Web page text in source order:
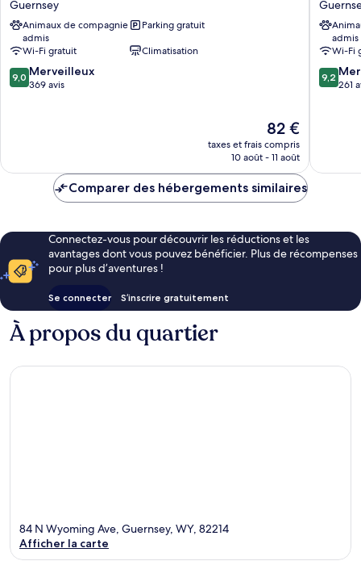
Guernsey
Guernsey
Animaux de compagnie
admis
Parking gratuit
Wi-Fi gratuit
Climatisation
9.0
sur
9,0 Merveilleux
369 avis
Le
nouveau
prix
de
82 €
taxes et frais compris
10 août - 11 août
&
Suites
admis
Wi-Fi
9.2
sur
9,2
261
Comparer des hébergements similaires
Connectez-vous pour découvrir les réductions et les
avantages dont vous pouvez bénéficier. Plus de récompenses
pour plus d’aventures !
Se connecter S’inscrire gratuitement
À propos du quartier
84 N Wyoming Ave, Guernsey, WY, 82214
Afficher la carte